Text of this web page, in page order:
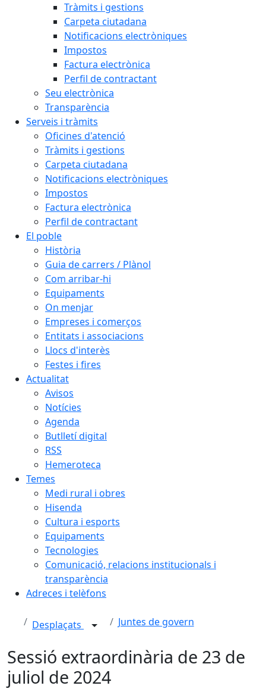
Tràmits i gestions
Carpeta ciutadana
Notificacions electròniques
Impostos
Factura electrònica
Perfil de contractant
Seu electrònica
Transparència
Serveis i tràmits
Oficines d'atenció
Tràmits i gestions
Carpeta ciutadana
Notificacions electròniques
Impostos
Factura electrònica
Perfil de contractant
El poble
Història
Guia de carrers / Plànol
Com arribar-hi
Equipaments
On menjar
Empreses i comerços
Entitats i associacions
Llocs d'interès
Festes i fires
Actualitat
Avisos
Notícies
Agenda
Butlletí digital
RSS
Hemeroteca
Temes
Medi rural i obres
Hisenda
Cultura i esports
Equipaments
Tecnologies
Comunicació, relacions institucionals i
transparència
Adreces i telèfons
Desplaçats Juntes de govern
Sessió extraordinària de 23 de
juliol de 2024